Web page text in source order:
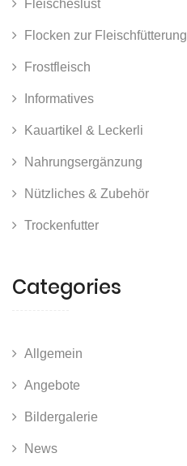
Fleischeslust
Flocken zur Fleischfütterung
Frostfleisch
Informatives
Kauartikel & Leckerli
Nahrungsergänzung
Nützliches & Zubehör
Trockenfutter
Categories
Allgemein
Angebote
Bildergalerie
News